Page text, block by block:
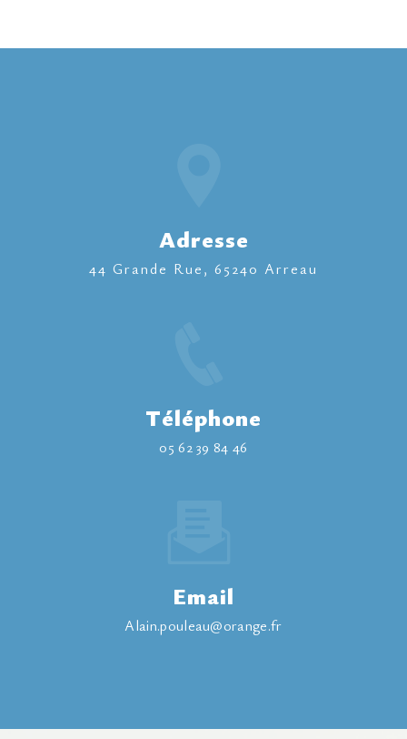
Adresse
44 Grande Rue, 65240 Arreau
Téléphone
05 62 39 84 46
Email
alain.pouleau@orange.fr